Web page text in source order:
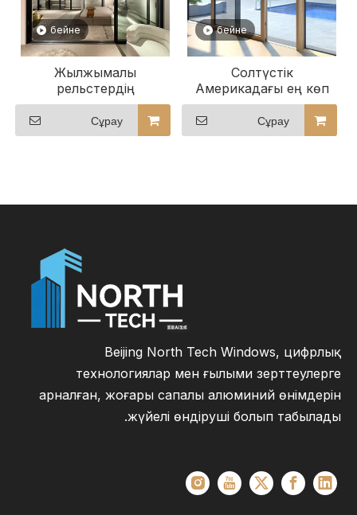
бейне
Солтүстік
Америкадағы ең көп
сатылатын
алюминийден
жасалған жылжымалы
Сұрау
бейне
Жылжымалы
рельстердің
реттелетін саны бар
Солтүстік
Америкадағы ең көп
Сұрау
Beijing North Tech Windows, цифрлық
технологиялар мен ғылыми зерттеулерге
арналған, жоғары сапалы алюминий өнімдерін
жүйелі өндіруші болып табылады.